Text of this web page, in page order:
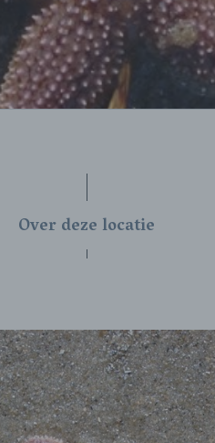
Over deze locatie